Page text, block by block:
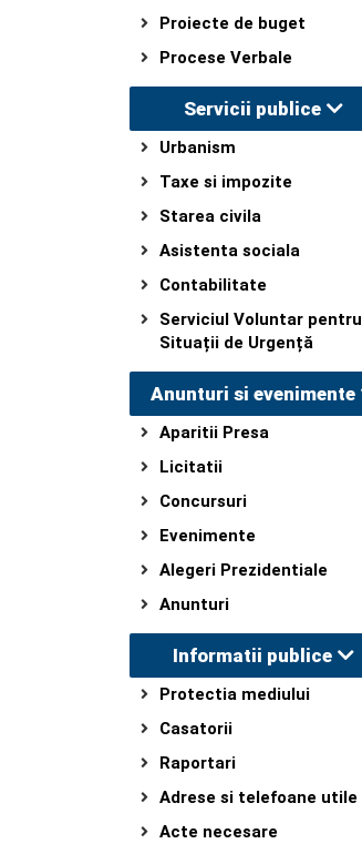
Proiecte de buget
Procese Verbale
Servicii publice
Urbanism
Taxe si impozite
Starea civila
Asistenta sociala
Contabilitate
Serviciul Voluntar pentru
Situații de Urgență
Anunturi si evenimente
Aparitii Presa
Licitatii
Concursuri
Evenimente
Alegeri Prezidentiale
Anunturi
Informatii publice
Protectia mediului
Casatorii
Raportari
Adrese si telefoane utile
Acte necesare